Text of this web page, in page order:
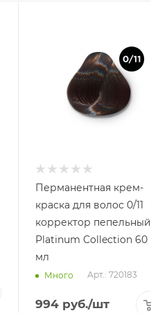
Перманентная крем-
краска для волос 0/11
корректор пепельный
Platinum Collection 60
мл
Много Арт.: 720183
994руб./шт